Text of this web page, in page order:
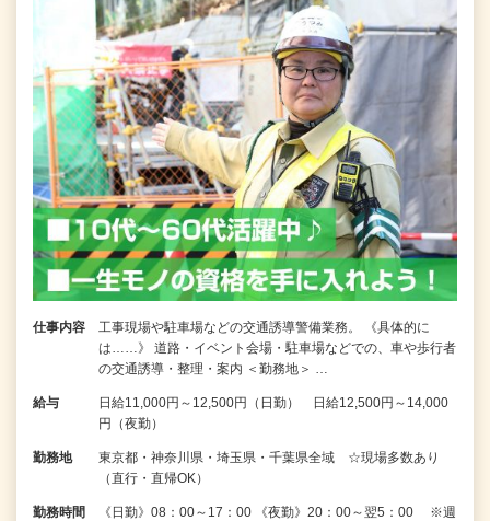
仕事内容
工事現場や駐車場などの交通誘導警備業務。 《具体的に
は……》 道路・イベント会場・駐車場などでの、車や歩行者
の交通誘導・整理・案内 ＜勤務地＞ …
給与
日給11,000円～12,500円（日勤） 日給12,500円～14,000
円（夜勤）
勤務地
東京都・神奈川県・埼玉県・千葉県全域 ☆現場多数あり
（直行・直帰OK）
勤務時間
《日勤》08：00～17：00 《夜勤》20：00～翌5：00 ※週